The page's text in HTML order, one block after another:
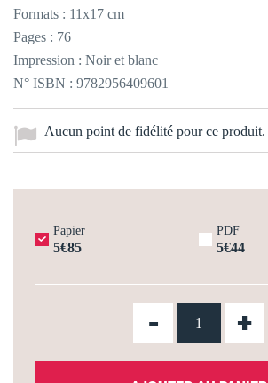
Formats : 11x17 cm
Pages : 76
Impression : Noir et blanc
N° ISBN : 9782956409601
Aucun point de fidélité pour ce produit.
Papier
5€85
PDF
5€44
- +